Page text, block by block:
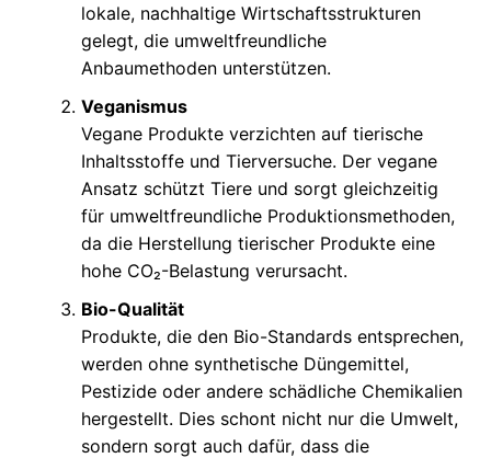
lokale, nachhaltige Wirtschaftsstrukturen
gelegt, die umweltfreundliche
Anbaumethoden unterstützen.
Veganismus
Vegane Produkte verzichten auf tierische
Inhaltsstoffe und Tierversuche. Der vegane
Ansatz schützt Tiere und sorgt gleichzeitig
für umweltfreundliche Produktionsmethoden,
da die Herstellung tierischer Produkte eine
hohe CO₂-Belastung verursacht.
Bio-Qualität
Produkte, die den Bio-Standards entsprechen,
werden ohne synthetische Düngemittel,
Pestizide oder andere schädliche Chemikalien
hergestellt. Dies schont nicht nur die Umwelt,
sondern sorgt auch dafür, dass die